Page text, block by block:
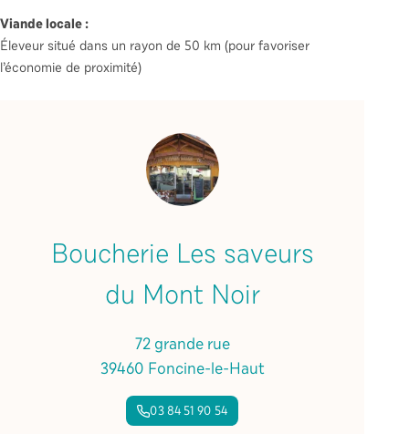
Viande locale :
Éleveur situé dans un rayon de 50 km (pour favoriser
l’économie de proximité)
Boucherie Les saveurs
du Mont Noir
72 grande rue
39460 Foncine-le-Haut
03 84 51 90 54